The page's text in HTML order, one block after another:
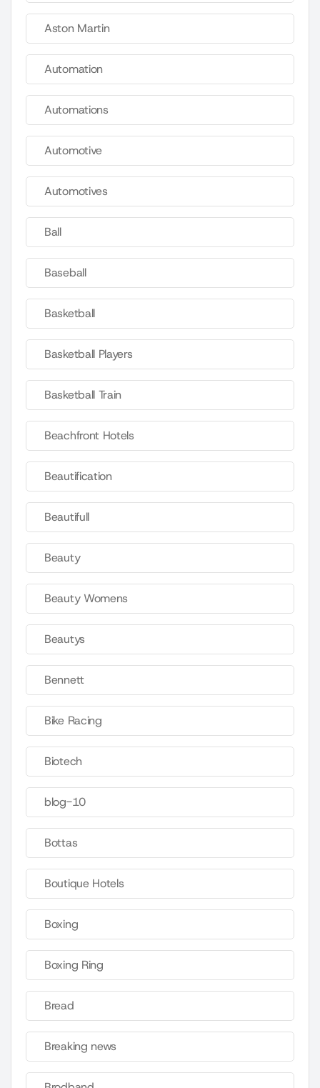
Aston Martin
Automation
Automations
Automotive
Automotives
Ball
Baseball
Basketball
Basketball Players
Basketball Train
Beachfront Hotels
Beautification
Beautifull
Beauty
Beauty Womens
Beautys
Bennett
Bike Racing
Biotech
blog-10
Bottas
Boutique Hotels
Boxing
Boxing Ring
Bread
Breaking news